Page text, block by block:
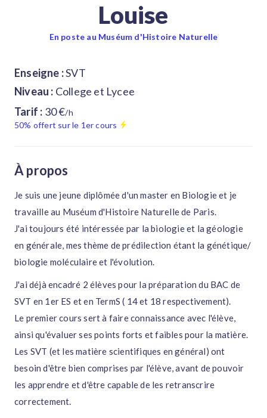
Louise
En poste au Muséum d'Histoire Naturelle
Enseigne :SVT
Niveau : College et Lycee
Tarif : 30 €/h
50% offert sur le 1er cours
À propos
Je suis une jeune diplômée d'un master en Biologie et je
travaille au Muséum d'Histoire Naturelle de Paris.
J'ai toujours été intéressée par la biologie et la géologie
en générale, mes thème de prédilection étant la génétique/
biologie moléculaire et l'évolution.
J'ai déjà encadré 2 élèves pour la préparation du BAC de
SVT en 1er ES et en TermS ( 14 et 18 respectivement).
Le premier cours sert à faire connaissance avec l'élève,
ainsi qu'évaluer ses points forts et faibles pour la matière.
Les SVT (et les matière scientifiques en général) ont
besoin d'être bien comprises par l'élève, avant de pouvoir
les apprendre et d'être capable de les retranscrire
correctement.